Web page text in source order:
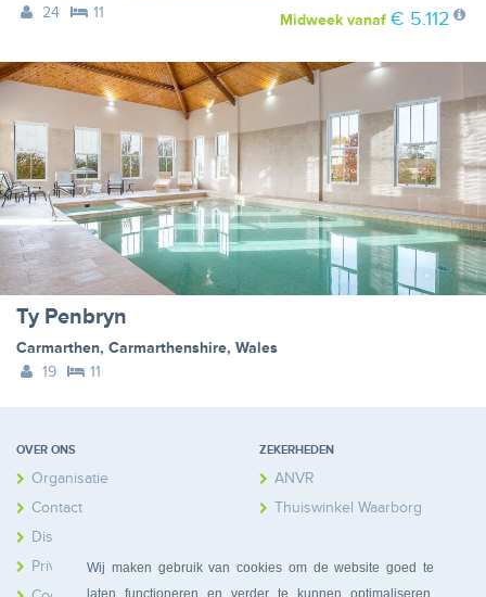
Wij maken gebruik van cookies om de website goed te
laten functioneren en verder te kunnen optimaliseren.
24
11 Midweekvanaf € 5.112
Ty Penbryn
Carmarthen, Carmarthenshire, Wales
19
11
OVER ONS
Organisatie
Contact
Disclaimer
Privacy
ZEKERHEDEN
ANVR
Thuiswinkel Waarborg